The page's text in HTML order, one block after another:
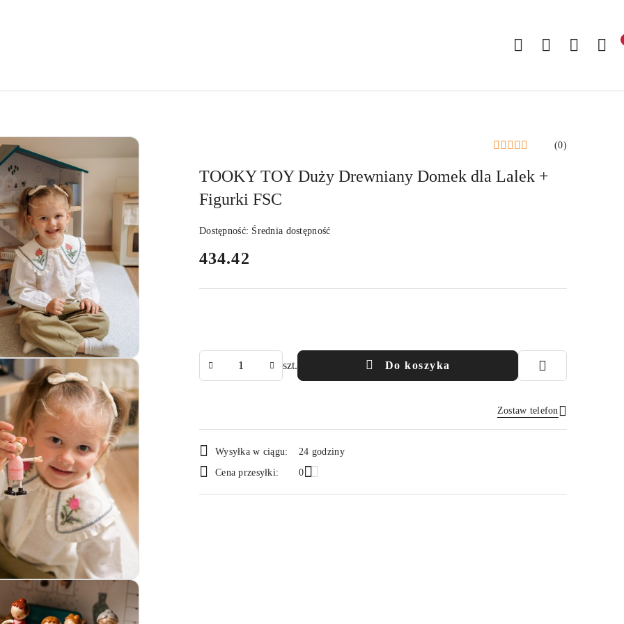
(0)
TOOKY TOY Duży Drewniany Domek dla Lalek +
Figurki FSC
Dostępność: Średnia dostępność
cena:
434.42
szt. Do koszyka
Zostaw telefon
Wyślij
Dostępność
i
Wysyłka w ciągu:
24 godziny
Cena przesyłki:
0